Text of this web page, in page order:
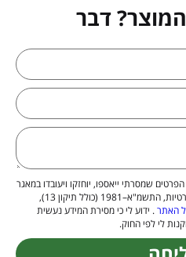
דבר
שמסרתי ייאספו, יוחזקו ויעובדו במאגר
מידע בהתאם להוראות חוק הגנת הפרטיות, התשמ"א–1981 (כולל תיקון 13),
האתר. ידוע לי כי מסירת המידע נעשית
לי לפי החוק.